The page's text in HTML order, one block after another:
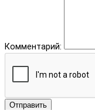
Комментарий:
Отправить